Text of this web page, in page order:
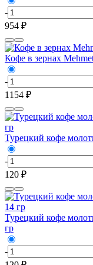
-
954 ₽
Кофе в зернах
-
1154 ₽
Турецкий кофе
-
120 ₽
Турецкий кофе
гр
-